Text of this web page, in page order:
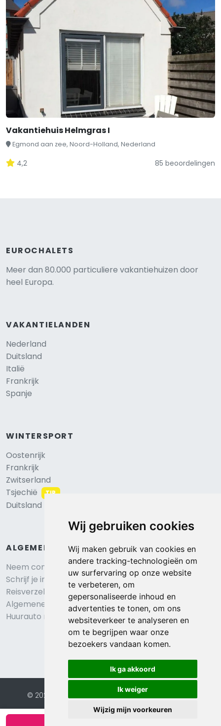
Wij gebruiken cookies
Wij maken gebruik van cookies en
andere tracking-technologieën om
uw surfervaring op onze website
te verbeteren, om
gepersonaliseerde inhoud en
advertenties te tonen, om ons
websiteverkeer te analyseren en
om te begrijpen waar onze
bezoekers vandaan komen.
Ik ga akkoord
Ik weiger
Wijzig mijn voorkeuren
Vakantiehuis Helmgras I
Egmond aan zee, Noord-Holland, Nederland
4,2 85 beoordelingen
EUROCHALETS
Meer dan 80.000 particuliere vakantiehuizen door
heel Europa.
VAKANTIELANDEN
Nederland
Duitsland
Italië
Frankrijk
Spanje
WINTERSPORT
Oostenrijk
Frankrijk
Zwitserland
Tsjechië
TIP
Duitsland
ALGEMEEN
Neem contact op
Schrijf je in voor onze nieuwsbrief
Reisverzekering afsluiten
Algemene voorwaarden
Huurauto reserveren
© 2026 Eurochalets | Website door FalcoTravel
Veilig online betalen met